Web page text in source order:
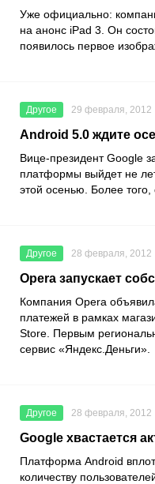
Уже официально:
на анонс iPad 3. Он
появилось первое
Другое 29 февраля, 2012
Android 5.0 ждите
Вице-президент Google
платформы выйдет не
этой осенью. Более того,
Другое 28 февраля, 2012
Opera запускает
Компания Opera
платежей в рамках
Store. Первым
сервис «Яндекс.Деньги».
Другое 28 февраля, 2012
Google хвастается
Платформа Android
количеству